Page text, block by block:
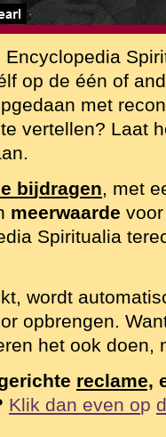
op de één of
met
vertellen? Laat
bijdragen, met
meerwaarde
Spiritualia
wordt
opbrengen.
het ook doen,
reclame,
Klik dan even op